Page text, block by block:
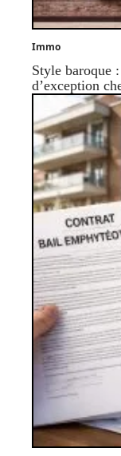
Immo
Style baroque
d’exception